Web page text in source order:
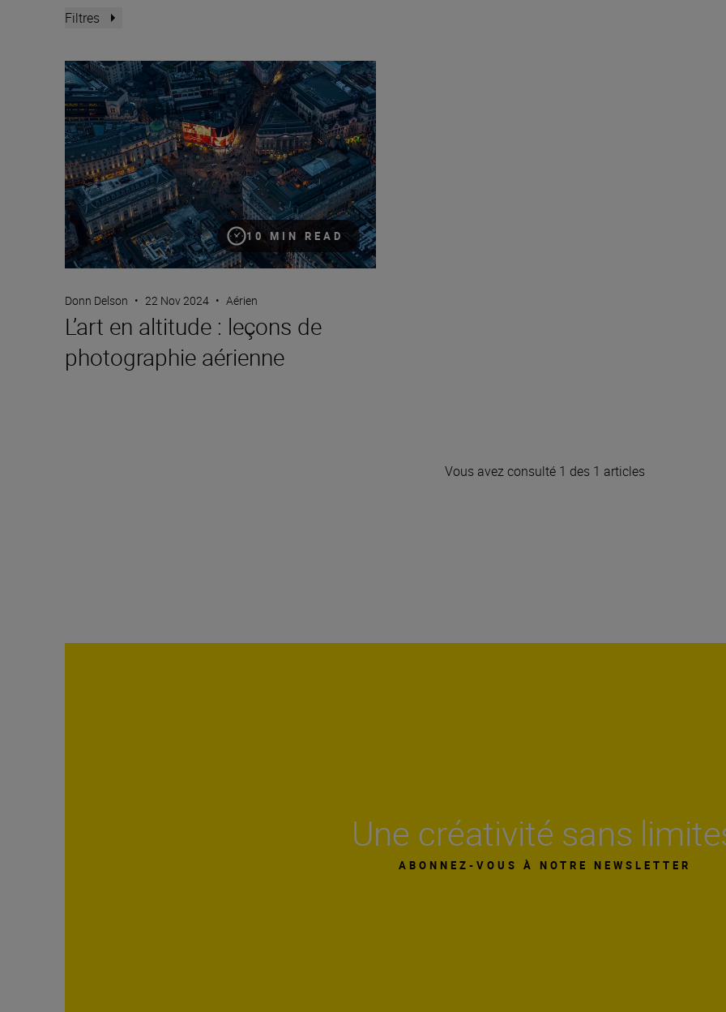
Filtres
10 MIN READ
L’art en altitude : leçons de photographie aérienne
Donn Delson • 22 Nov 2024 • Aérien
L’art en altitude : leçons de
photographie aérienne
Vous avez consulté 1 des 1 articles
Une créativité sans
ABONNEZ-VOUS À NOTRE NEWSLETTER